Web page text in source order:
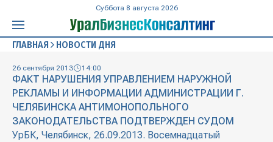
Суббота 8 августа 2026
ГЛАВНАЯ НОВОСТИ ДНЯ
26 сентября 2013 14:00
ФАКТ НАРУШЕНИЯ УПРАВЛЕНИЕМ НАРУЖНОЙ
РЕКЛАМЫ И ИНФОРМАЦИИ АДМИНИСТРАЦИИ Г.
ЧЕЛЯБИНСКА АНТИМОНОПОЛЬНОГО
ЗАКОНОДАТЕЛЬСТВА ПОДТВЕРЖДЕН СУДОМ
УрБК, Челябинск, 26.09.2013. Восемнадцатый